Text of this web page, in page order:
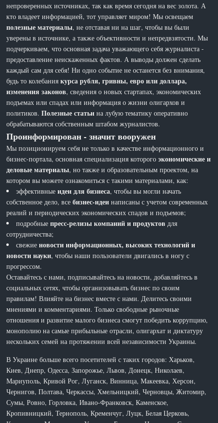
непроверенных источниках, так как время сегодня на вес золота. А
кто владеет информацией, тот управляет миром! Мы освещаем
полезные материалы, не отставая ни на шаг, чтобы вы были
уверены в источнике, а также объективности и непредвзятости. Мы
подчеркиваем, что основная задача уважающего себя журналиста -
предоставление неискаженных фактов. А выводы должен сделать
каждый сам для себя! Ни одно событие не останется без внимания,
будь то колебаниякурса рубля, гривны, евро или доллара,
изменения законов, сведения о новых стартапах, экономических
подъемах или спадах или информация о жизни олигархов и
политиков.Полезные статьи на лубую тематику оперативно
обрабатываются собственным штабом журналистов.
Проинформирован - значит вооружен
Мы позиционируем себя не только в качестве информационного и
бизнес-портала, основная специализация которогоэкономические и
деловые материалы, но также и образовательным проектом, на
котором вы можете ознакомиться с такими материалами, как:
эффективныеидеи для бизнеса, чтобы вы могли начать
собственное дело, всебизнес-идеи написаны с учетом современных
реалий и периодических экономических спадов и подъемов;
подробныепресс-релизы компаний и продуктов для
сотрудничества;
свежиеновости информационных, высоких технологий и
новости науки, чтобы наши пользователи двигались в ногу с
прогрессом.
Оставайтесь с нами, подписывайтесь на новости, добавляйтесь в
социальных сетях, чтобы организовывать бизнес по своим
правилам! Влияйте на бизнес вместе с нами. Делитесь своими
мнениями и комментариями. Только свободные рыночные
отношения и развитие малого бизнеса смогут победить коррупцию,
монополию на самые прибыльные отрасли, олигархат и диктатуру
нескольких семей на протяжении всей независимости Украины.
В Украине больше всего посетителей с таких городов: Харьков,
Киев, Днепр, Одесса, Запорожье, Львов, Донецк, Николаев,
Мариуполь, Кривой Рог, Луганск, Винница, Макеевка, Херсон,
Чернигов, Полтава, Черкассы, Хмельницкий, Черновцы, Житомир,
Сумы, Ровно, Горловка, Ивано-Франковск, Каменское,
Кропивницкий, Тернополь, Кременчуг, Луцк, Белая Церковь,